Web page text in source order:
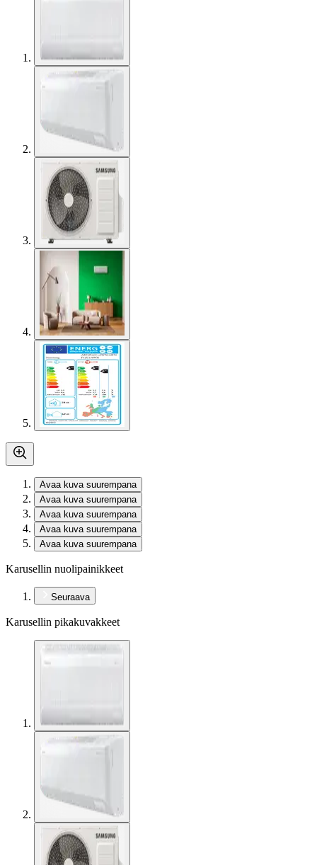
Avaa kuva suurempana
Avaa kuva suurempana
Avaa kuva suurempana
Avaa kuva suurempana
Avaa kuva suurempana
Karusellin nuolipainikkeet
Seuraava
Karusellin pikakuvakkeet